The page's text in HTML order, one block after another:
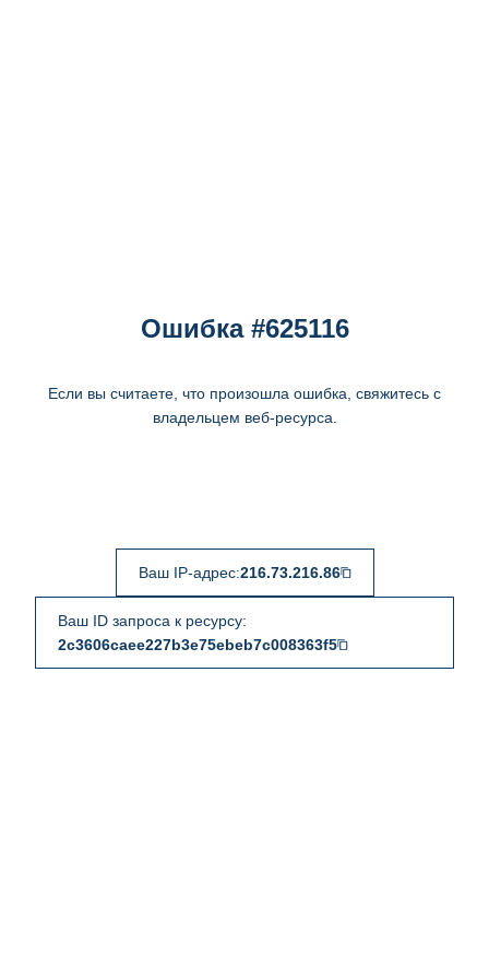
Ошибка #625116
Если вы считаете, что произошла ошибка, свяжитесь с
владельцем веб-ресурса.
Ваш IP-адрес:216.73.216.86
Ваш ID запроса к ресурсу:
2c3606caee227b3e75ebeb7c008363f5